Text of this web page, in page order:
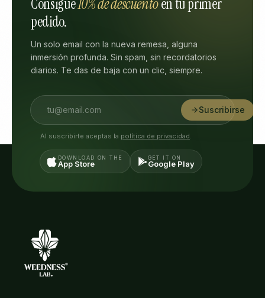
pedido.
Un solo email con la nueva remesa, alguna
inmersión profunda. Sin spam, sin recordatorios
diarios. Te das de baja con un clic, siempre.
Suscribirse
Al suscribirte aceptas la política de privacidad
DOWNLOAD ON THE
App Store
GET IT ON
Google Play